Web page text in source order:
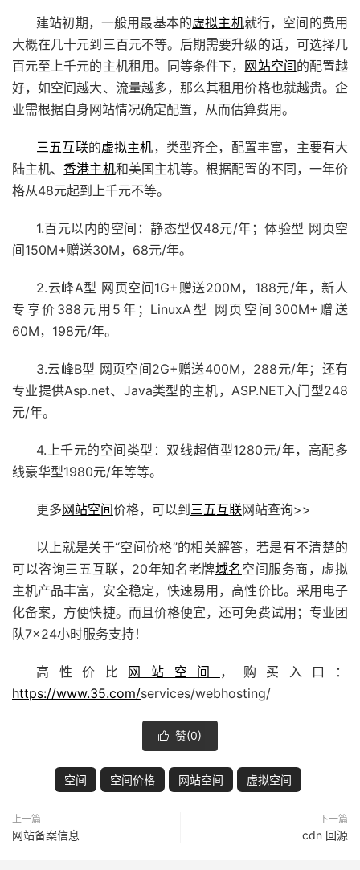
建站初期，一般用最基本的虚拟主机就行，空间的费用
大概在几十元到三百元不等。后期需要升级的话，可选择几
百元至上千元的主机租用。同等条件下， 网站空间的配置越
好，如空间越大、流量越多，那么其租用价格也就越贵。企
业需根据自身网站情况确定配置，从而估算费用。
三五互联的虚拟主机，类型齐全，配置丰富，主要有大
陆主机、 香港主机和美国主机等。根据配置的不同，一年价
格从48元起到上千元不等。
1.百元以内的空间：静态型仅48元/年；体验型 网页空
间150M+赠送30M，68元/年。
2.云峰A型 网页空间1G+赠送200M，188元/年，新人
专享价388元用5年；LinuxA型 网页空间300M+赠送
60M，198元/年。
3.云峰B型 网页空间2G+赠送400M，288元/年；还有
专业提供Asp.net、Java类型的主机，ASP.NET入门型248
元/年。
4.上千元的空间类型：双线超值型1280元/年，高配多
线豪华型1980元/年等等。
更多网站空间价格，可以到 三五互联网站查询>>
以上就是关于“空间价格”的相关解答，若是有不清楚的
可以咨询三五互联，20年知名老牌域名 空间服务商，虚拟
主机产品丰富，安全稳定，快速易用，高性价比。采用电子
化备案，方便快捷。而且价格便宜，还可免费试用；专业团
队7×24小时服务支持！
高性价比 网站空间
，购买入口：
https://www.35.com/services/webhosting/
 赞(0)
空间 空间价格 网站空间 虚拟空间
上一篇
网站备案信息
下一篇
cdn 回源